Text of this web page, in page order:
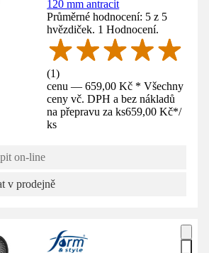
120 mm antracit
Průměrné hodnocení: 5 z 5
hvězdiček. 1 Hodnocení.
(1)
cenu — 659,00 Kč * Všechny
ceny vč. DPH a bez nákladů
na přepravu za ks659,00 Kč*/
ks
on-line
v prodejně